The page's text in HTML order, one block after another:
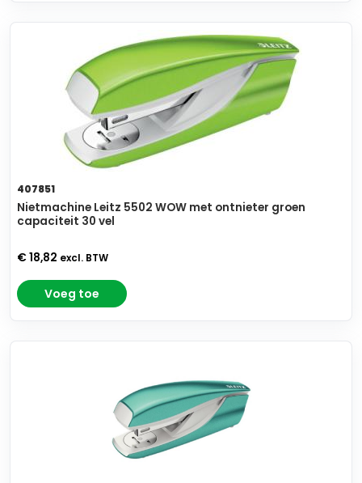
407851
Nietmachine Leitz 5502 WOW met ontnieter groen
capaciteit 30 vel
€ 18,82 excl. BTW
Voeg toe